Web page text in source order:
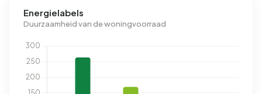
Energielabels
Duurzaamheid van de woningvoorraad